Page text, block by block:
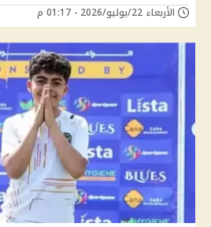
الأربعاء 22/يوليو/2026 - 01:17 م